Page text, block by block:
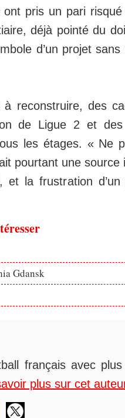
pris un pari
déjà pointé du
d’un projet sans
à reconstruire, des
de Ligue 2 et
les étages. « Ne
pourtant une source
et la frustration
Gdansk
français avec
plus sur cet